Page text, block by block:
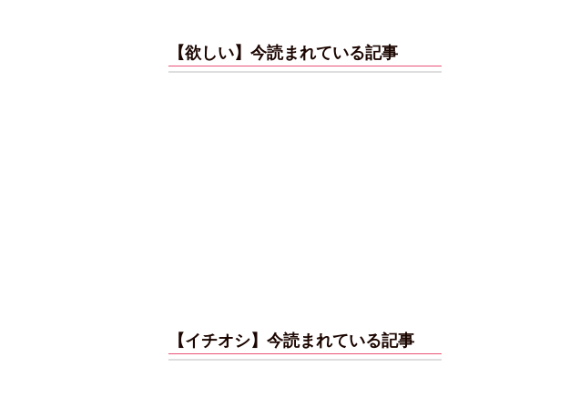
【欲しい】今読まれている記事
【イチオシ】今読まれている記事